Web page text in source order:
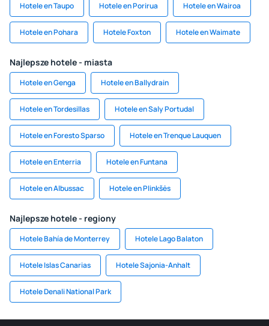
Hotele en Taupo Hotele en Porirua Hotele en Wairoa
Hotele en Pohara Hotele Foxton Hotele en Waimate
Najlepsze hotele - miasta
Hotele en Genga Hotele en Ballydrain
Hotele en Tordesillas Hotele en Saly Portudal
Hotele en Foresto Sparso Hotele en Trenque Lauquen
Hotele en Enterria Hotele en Funtana
Hotele en Albussac Hotele en Plinkšės
Najlepsze hotele - regiony
Hotele Bahía de Monterrey Hotele Lago Balaton
Hotele Islas Canarias Hotele Sajonia-Anhalt
Hotele Denali National Park